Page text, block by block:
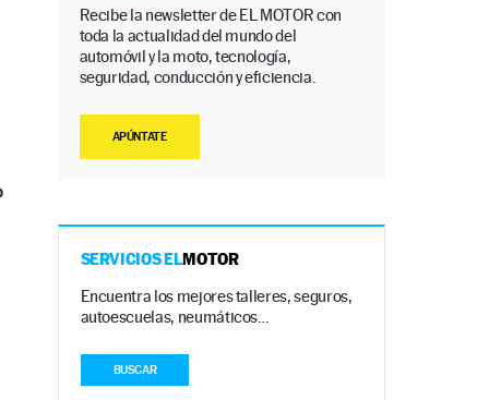
Recibe la newsletter de EL MOTOR con
toda la actualidad del mundo del
automóvil y la moto, tecnología,
seguridad, conducción y eficiencia.
APÚNTATE
SERVICIOS ELMOTOR
Encuentra los mejores talleres, seguros,
autoescuelas, neumáticos…
BUSCAR